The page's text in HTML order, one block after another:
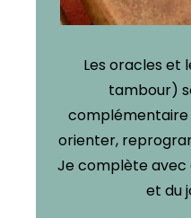
Les oracles et
tambour)
complémentaire
orienter,
Je complète avec
et du